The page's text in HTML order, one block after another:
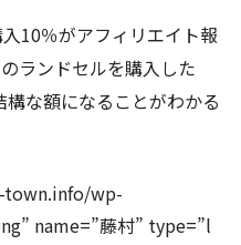
10％がアフィリエイト報
ランドセルを購入した
な額になることがわかる
wp-
name=”藤村” type=”l